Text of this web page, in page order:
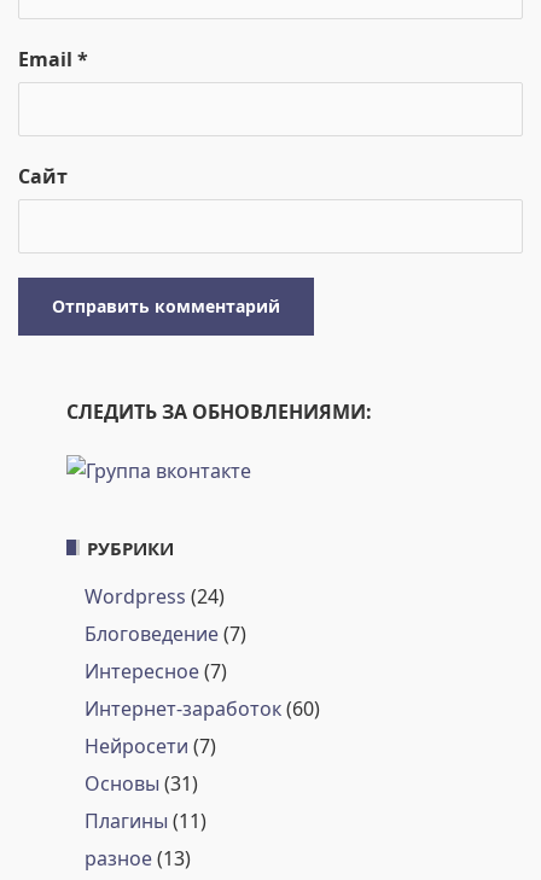
Email *
Сайт
СЛЕДИТЬ ЗА ОБНОВЛЕНИЯМИ:
РУБРИКИ
Wordpress (24)
Блоговедение(7)
Интересное(7)
Интернет-заработок(60)
Нейросети (7)
Основы (31)
Плагины (11)
разное(13)